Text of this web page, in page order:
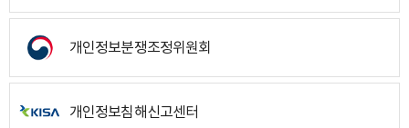
개인정보분쟁조정위원회
개인정보침해신고센터